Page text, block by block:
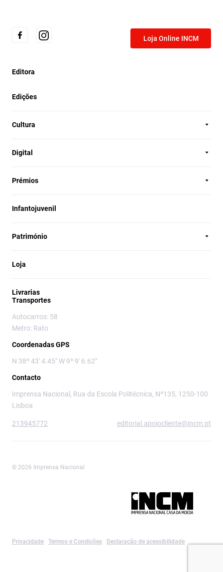
Loja Online INCM
Editora
Edições
Cultura
Digital
Prémios
Infantojuvenil
Património
Loja
Livrarias
Transportes
Autocarros: 58
Metro: Rato
Coordenadas GPS
N 38º 43' 4.45" W 9º 9' 6.62"
Contacto
Imprensa Nacional, Rua da Escola Politécnica, Nº135, 1250-100
Lisboa
213945772 editorial.apoiocliente@incm.pt
© 2026 Imprensa Nacional
Privacidade Termos e Condições Declaração de acessibilidade